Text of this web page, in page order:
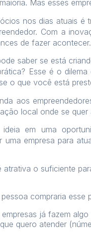
Mas esses
nos dias atuais
Com a
de fazer acontecer.
saber se está
Esse é o
o que você está
aos
local onde se
ideia em uma
uma empresa para
atrativa o suficiente
compraria
empresas já fazem
quero atender